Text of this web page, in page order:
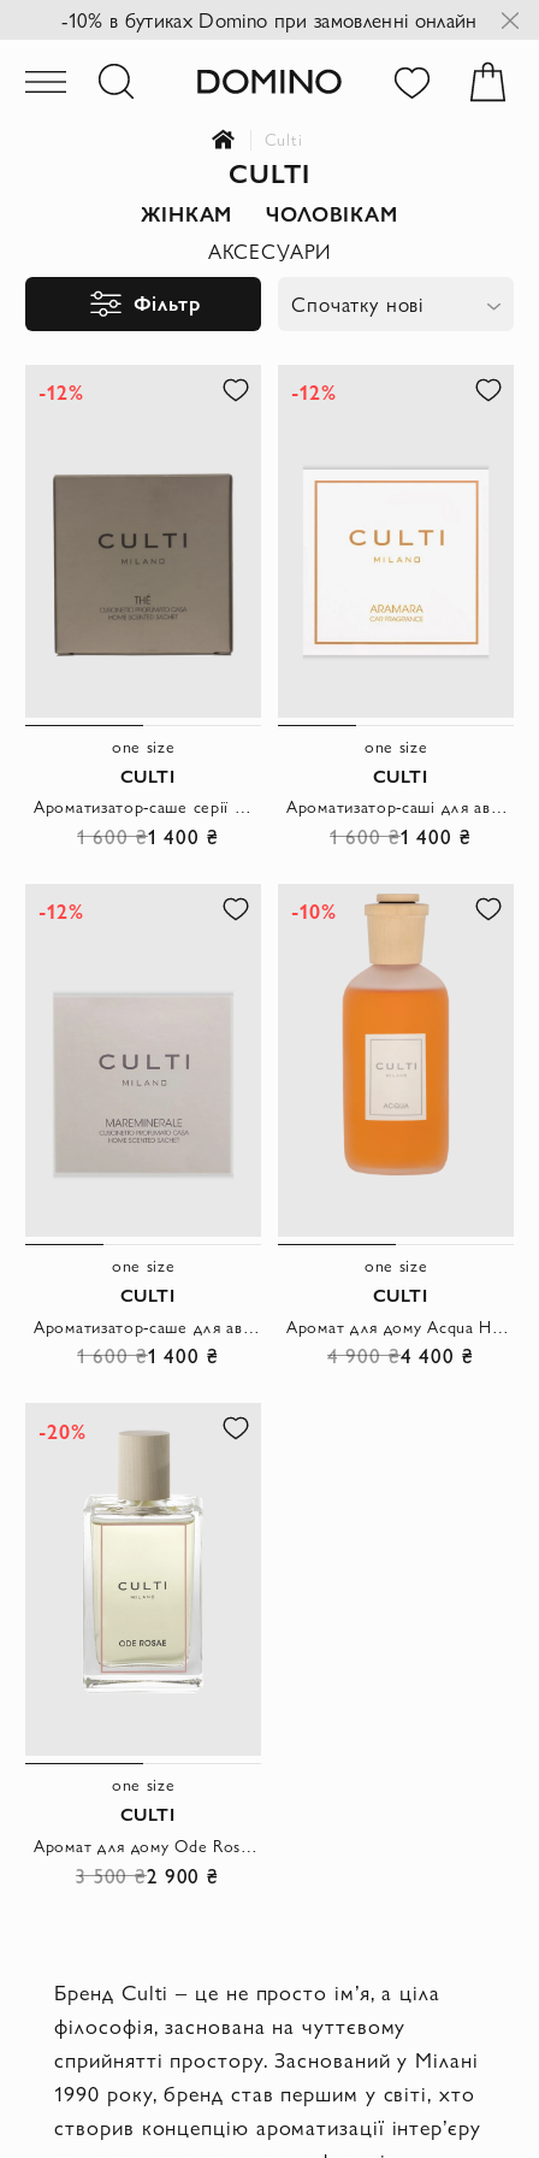
-10% в бутиках Domino при замовленні онлайн
Culti
CULTI
ЖІНКАМ
ЧОЛОВІКАМ
АКСЕСУАРИ
Фільтр
Спочатку нові
-12%
one size
CULTI
Ароматизатор-саше серії THE 7x7
1 600 ₴1 400 ₴
-12%
one size
CULTI
Ароматизатор-саші для автомобіля Mareminerale 7x7
1 600 ₴1 400 ₴
-12%
one size
CULTI
1 600 ₴1 400 ₴
-10%
one size
CULTI
4 900 ₴4 400 ₴
-20%
one size
CULTI
3 500 ₴2 900 ₴
Бренд Culti – це не просто ім’я, а ціла
філософія, заснована на чуттєвому
сприйнятті простору. Заснований у Мілані
1990 року, бренд став першим у світі, хто
створив концепцію ароматизації інтер’єру